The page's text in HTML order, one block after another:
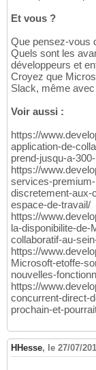
Et vous ?
Que pensez-vous
Quels sont les
développeurs et
Croyez que
Slack, même
Voir aussi :
https://
application-de-
prend-jusqu-a-
https://
services-
discretement-aux-
espace-de-travail/
https://
la-disponibilite-
collaboratif-au-
https://
Microsoft-etoffe-
nouvelles-
https://
concurrent-direct-
prochain-et-
HHesse, le 27/07/